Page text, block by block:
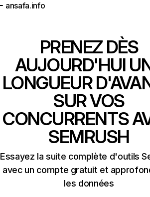
ansafa.info
PRENEZ DÈS
AUJOURD'HUI
LONGUEUR
SUR VOS
CONCURRENTS
SEMRUSH
Essayez la suite complète d'outils
avec un compte gratuit et
les données